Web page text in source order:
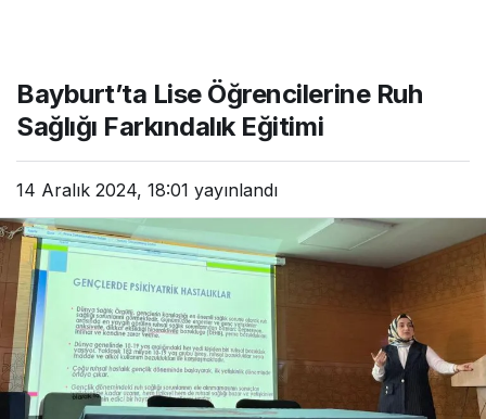
Bayburt’ta Lise Öğrencilerine Ruh
Sağlığı Farkındalık Eğitimi
14 Aralık 2024, 18:01 yayınlandı